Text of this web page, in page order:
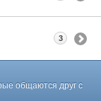
3
общаются друг с